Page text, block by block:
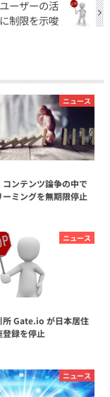
ーザーの活
制限を示唆
ニュース
ンテンツ論争の中で
ーミングを無期限停止
ニュース
所 Gate.io が日本居住
登録を停止
ニュース